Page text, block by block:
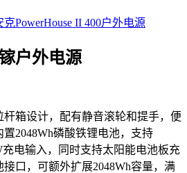
PowerHouse II 400户外电源
户外电源
箱设计，配有静音滚轮和提手，便
2048Wh磷酸铁锂电池，支持
充电输入，同时支持太阳能电池板充
口，可额外扩展2048Wh容量，满